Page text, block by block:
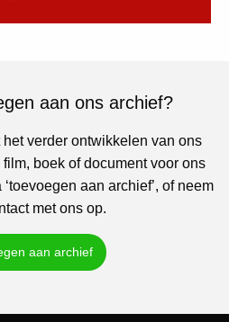
aan ons archief?
verder ontwikkelen van ons
boek of document voor ons
aan archief’, of neem
met ons op.
aan archief